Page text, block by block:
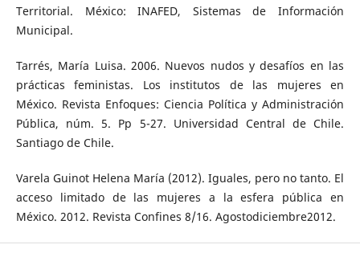
Territorial. México: INAFED, Sistemas de Información
Municipal.
Tarrés, María Luisa. 2006. Nuevos nudos y desafíos en las
prácticas feministas. Los institutos de las mujeres en
México. Revista Enfoques: Ciencia Política y Administración
Pública, núm. 5. Pp 5-27. Universidad Central de Chile.
Santiago de Chile.
Varela Guinot Helena María (2012). Iguales, pero no tanto. El
acceso limitado de las mujeres a la esfera pública en
México. 2012. Revista Confines 8/16. Agostodiciembre2012.